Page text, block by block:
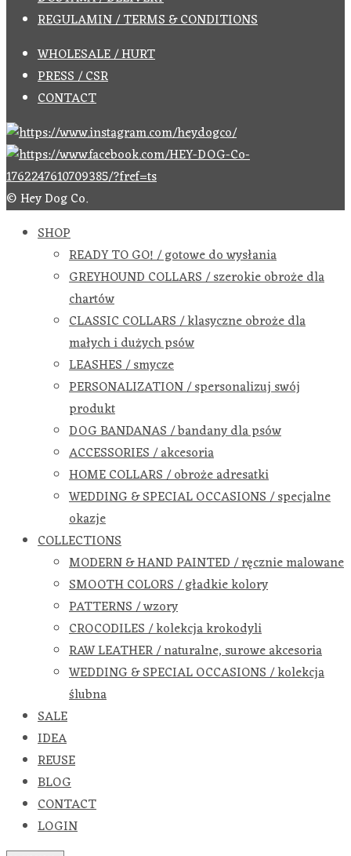
REGULAMIN / TERMS & CONDITIONS
WHOLESALE / HURT
PRESS / CSR
CONTACT
© Hey Dog Co.
SHOP
READY TO GO! / gotowe do wysłania
GREYHOUND COLLARS / szerokie obroże dla
chartów
CLASSIC COLLARS / klasyczne obroże dla
małych i dużych psów
LEASHES / smycze
PERSONALIZATION / spersonalizuj swój
produkt
DOG BANDANAS / bandany dla psów
ACCESSORIES / akcesoria
HOME COLLARS / obroże adresatki
WEDDING & SPECIAL OCCASIONS / specjalne
okazje
COLLECTIONS
MODERN & HAND PAINTED / ręcznie malowane
SMOOTH COLORS / gładkie kolory
PATTERNS / wzory
CROCODILES / kolekcja krokodyli
RAW LEATHER / naturalne, surowe akcesoria
WEDDING & SPECIAL OCCASIONS / kolekcja
ślubna
SALE
IDEA
REUSE
BLOG
CONTACT
LOGIN